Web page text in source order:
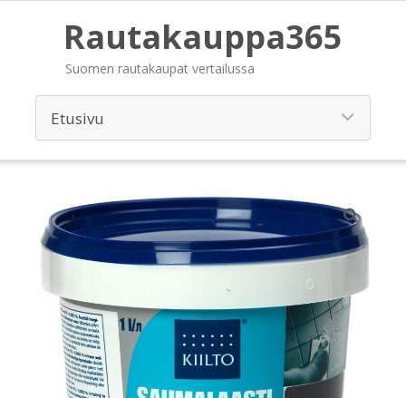
Rautakauppa365
Suomen rautakaupat vertailussa